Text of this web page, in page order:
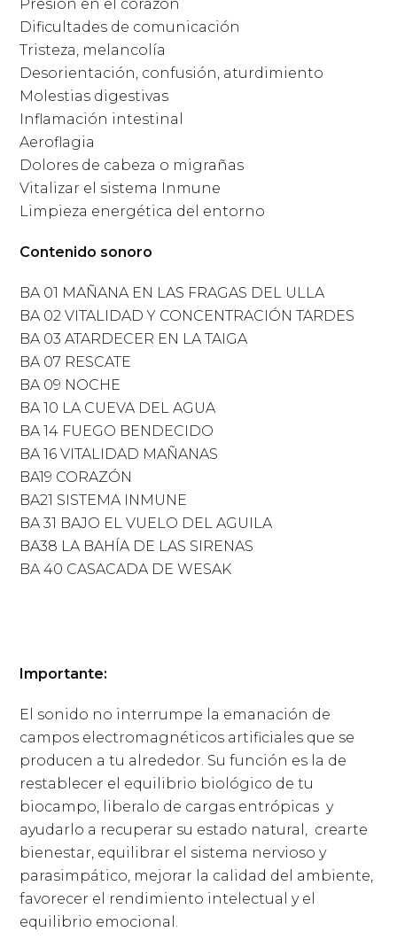
Presión en el corazón
Dificultades de comunicación
Tristeza, melancolía
Desorientación, confusión, aturdimiento
Molestias digestivas
Inflamación intestinal
Aeroflagia
Dolores de cabeza o migrañas
Vitalizar el sistema Inmune
Limpieza energética del entorno
Contenido sonoro
BA 01 MAÑANA EN LAS FRAGAS DEL ULLA
BA 02 VITALIDAD Y CONCENTRACIÓN TARDES
BA 03 ATARDECER EN LA TAIGA
BA 07 RESCATE
BA 09 NOCHE
BA 10 LA CUEVA DEL AGUA
BA 14 FUEGO BENDECIDO
BA 16 VITALIDAD MAÑANAS
BA19 CORAZÓN
BA21 SISTEMA INMUNE
BA 31 BAJO EL VUELO DEL AGUILA
BA38 LA BAHÍA DE LAS SIRENAS
BA 40 CASACADA DE WESAK
Importante:
El sonido no interrumpe la emanación de
campos electromagnéticos artificiales que se
producen a tu alrededor. Su función es la de
restablecer el equilibrio biológico de tu
biocampo, liberalo de cargas entrópicas y
ayudarlo a recuperar su estado natural, crearte
bienestar, equilibrar el sistema nervioso y
parasimpático, mejorar la calidad del ambiente,
favorecer el rendimiento intelectual y el
equilibrio emocional.